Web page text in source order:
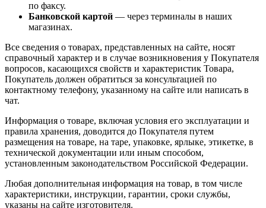
по факсу.
Банковской картой — через терминалы в наших
магазинах.
Все сведения о товарах, представленных на сайте, носят
справочный характер и в случае возникновения у Покупателя
вопросов, касающихся свойств и характеристик Товара,
Покупатель должен обратиться за консультацией по
контактному телефону, указанному на сайте или написать в
чат.
Информация о товаре, включая условия его эксплуатации и
правила хранения, доводится до Покупателя путем
размещения на товаре, на таре, упаковке, ярлыке, этикетке, в
технической документации или иным способом,
установленным законодательством Российской Федерации.
Любая дополнительная информация на товар, в том числе
характеристики, инструкции, гарантии, сроки службы,
указаны на сайте изготовителя.